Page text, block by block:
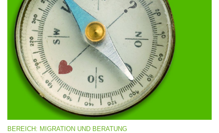
BEREICH: MIGRATION UND BERATUNG